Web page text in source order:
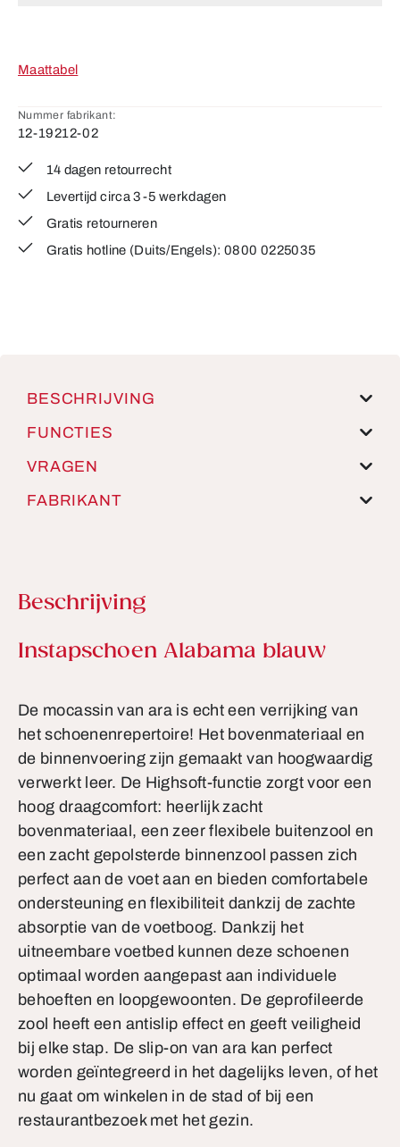
Maattabel
Nummer fabrikant:
12-19212-02
14 dagen retourrecht
Levertijd circa 3-5 werkdagen
Gratis retourneren
Gratis hotline (Duits/Engels): 0800 0225035
BESCHRIJVING
FUNCTIES
VRAGEN
FABRIKANT
Beschrijving
Productinformatie
Instapschoen Alabama blauw
De mocassin van ara is echt een verrijking van
het schoenenrepertoire! Het bovenmateriaal en
de binnenvoering zijn gemaakt van hoogwaardig
verwerkt leer. De Highsoft-functie zorgt voor een
hoog draagcomfort: heerlijk zacht
bovenmateriaal, een zeer flexibele buitenzool en
een zacht gepolsterde binnenzool passen zich
perfect aan de voet aan en bieden comfortabele
ondersteuning en flexibiliteit dankzij de zachte
absorptie van de voetboog. Dankzij het
uitneembare voetbed kunnen deze schoenen
optimaal worden aangepast aan individuele
behoeften en loopgewoonten. De geprofileerde
zool heeft een antislip effect en geeft veiligheid
bij elke stap. De slip-on van ara kan perfect
worden geïntegreerd in het dagelijks leven, of het
nu gaat om winkelen in de stad of bij een
restaurantbezoek met het gezin.